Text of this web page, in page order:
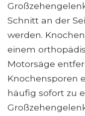
Schnitt an der
werden.
einem
Motorsäge
Knochensporen
häufig sofort zu